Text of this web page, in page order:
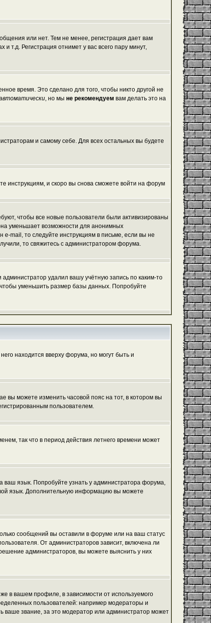
или нет. Тем не менее, регистрация дает вам
т.д. Регистрация отнимет у вас всего пару минут,
время. Это сделано для того, чтобы никто другой не
, но мы не рекомендуем вам делать это на
и самому себе. Для всех остальных вы будете
инструкциям, и скоро вы снова сможете войти на форум
чтобы все новые пользователи были активизированы
уменьшает возможности для анонимных
mail, то следуйте инструкциям в письме, если вы не
то свяжитесь с администратором форума.
удалил вашу учётную запись по каким-то
уменьшить размер базы данных. Попробуйте
находится вверху форума, но могут быть и
вы можете изменить часовой пояс на тот, в котором вы
пользователем.
так что в период действия летнего времени может
ваш язык. Попробуйте узнать у администратора форума,
язык. Дополнительную информацию вы можете
сообщений вы оставили в форуме или на ваш статус
От администраторов зависит, включена ли
администраторов, вы можете выяснить у них
в вашем профиле, в зависимости от используемого
пользователей: например модераторы и
звание, за это модератор или администратор может